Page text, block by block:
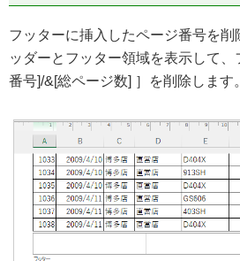
フッターに挿入したページ番号を
ッダーとフッター領域を表示して
番号]/&[総ページ数] ］を削除します。